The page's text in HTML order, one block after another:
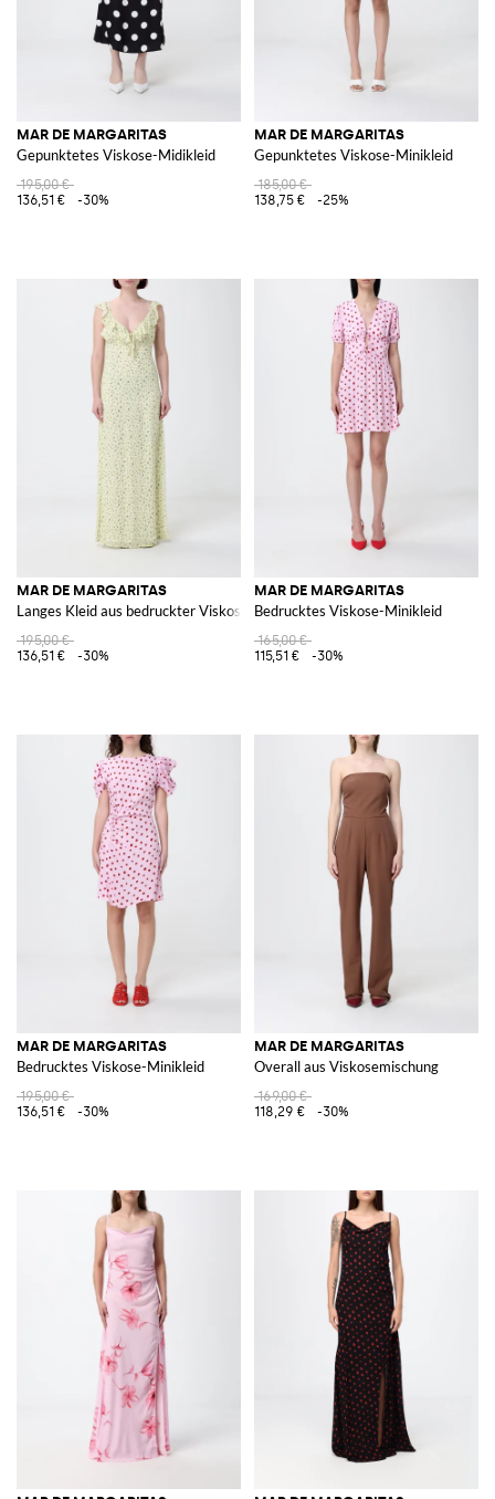
MAR DE MARGARITAS
Gepunktetes Viskose-Midikleid
195,00 €
136,51 €
-30%
MAR DE MARGARITAS
Gepunktetes Viskose-Minikleid
185,00 €
138,75 €
-25%
MAR DE MARGARITAS
Langes Kleid aus bedruckter Viskose
195,00 €
136,51 €
-30%
MAR DE MARGARITAS
Bedrucktes Viskose-Minikleid
165,00 €
115,51 €
-30%
MAR DE MARGARITAS
Bedrucktes Viskose-Minikleid
195,00 €
136,51 €
-30%
MAR DE MARGARITAS
Overall aus Viskosemischung
169,00 €
118,29 €
-30%